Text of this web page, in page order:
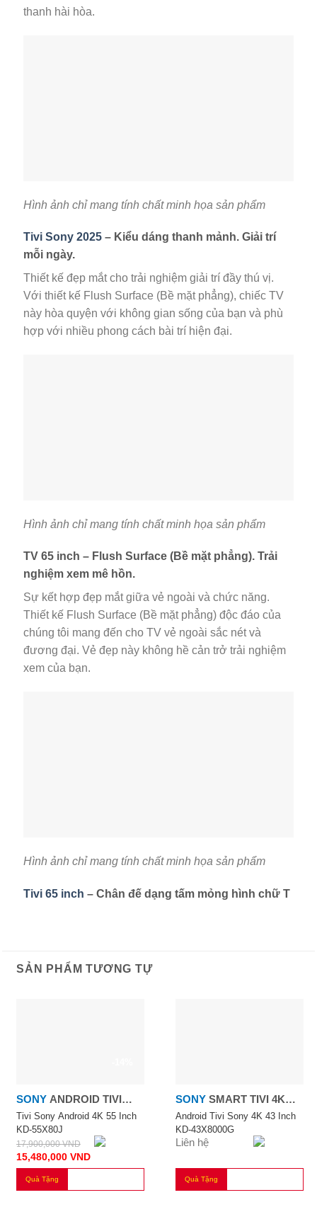
thanh hài hòa.
Hình ảnh chỉ mang tính chất minh họa sản phẩm
Tivi Sony 2025 – Kiểu dáng thanh mảnh. Giải trí
mỗi ngày.
Thiết kế đẹp mắt cho trải nghiệm giải trí đầy thú vị.
Với thiết kế Flush Surface (Bề mặt phẳng), chiếc TV
này hòa quyện với không gian sống của bạn và phù
hợp với nhiều phong cách bài trí hiện đại.
Hình ảnh chỉ mang tính chất minh họa sản phẩm
TV 65 inch – Flush Surface (Bề mặt phẳng). Trải
nghiệm xem mê hồn.
Sự kết hợp đẹp mắt giữa vẻ ngoài và chức năng.
Thiết kế Flush Surface (Bề mặt phẳng) độc đáo của
chúng tôi mang đến cho TV vẻ ngoài sắc nét và
đương đại. Vẻ đẹp này không hề cản trở trải nghiệm
xem của bạn.
Hình ảnh chỉ mang tính chất minh họa sản phẩm
Tivi 65 inch – Chân đế dạng tấm mỏng hình chữ T
SẢN PHẨM TƯƠNG TỰ
SONY ANDROID TIVI
SONY 4K 55 INCH KD-
55X80J
Tivi Sony Android 4K 55 Inch
KD-55X80J
17,900,000VND
15,480,000 VND
Quà Tặng
SONY SMART TIVI 4K
43''
Android Tivi Sony 4K 43 Inch
KD-43X8000G
Liên hệ
Quà Tặng